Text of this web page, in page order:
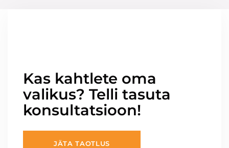
Kas kahtlete oma
valikus? Telli tasuta
konsultatsioon!
JÄTA TAOTLUS